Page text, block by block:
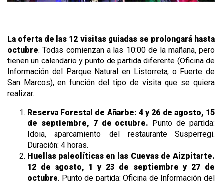
La oferta de las 12 visitas guiadas se prolongará hasta
octubre. Todas comienzan a las 10:00 de la mañana, pero
tienen un calendario y punto de partida diferente (Oficina de
Información del Parque Natural en Listorreta, o Fuerte de
San Marcos), en función del tipo de visita que se quiera
realizar.
Reserva Forestal de Añarbe: 4 y 26 de agosto, 15
de septiembre, 7 de octubre. Punto de partida:
Idoia, aparcamiento del restaurante Susperregi.
Duración: 4 horas.
Huellas paleolíticas en las Cuevas de Aizpitarte.
12 de agosto, 1 y 23 de septiembre y 27 de
octubre. Punto de partida: Oficina de Información del